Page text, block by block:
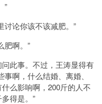
”
论你该不该减肥。”
啊。”
此事。不过，王涛显得有
啊，什么结婚、离婚、
么影响啊，200斤的人不
得是。”